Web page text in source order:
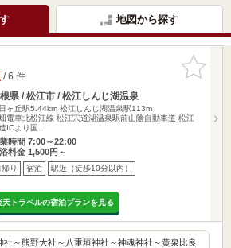
地図から探す
お気に入
りに追加
/ 6 件
県 / 松江市 / 松江しんじ湖温泉
ヶ丘駅5.44km 松江しんじ湖温泉駅113m
電車北松江線 松江宍道湖温泉駅前山陰自動車道 松江
ICより国…
時間 7:00～22:00
料金 1,500円～
帰り 宿泊 駅近（徒歩10分以内）
天トラベルの宿泊プランを見る
社～熊野大社～八重垣神社～神魂神社～黄泉比良